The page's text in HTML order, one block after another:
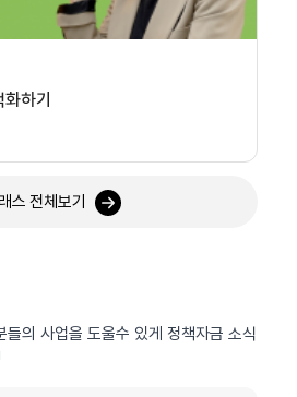
하기
스 전체보기
들의 사업을 도울수 있게 정책자금 소식